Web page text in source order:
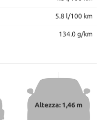
5.8 l/100 km
134.0 g/km
Altezza: 1,46 m